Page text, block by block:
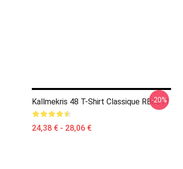
Kallmekris 48 T-Shirt Classique RB0811
24,38 € - 28,06 €
-20%